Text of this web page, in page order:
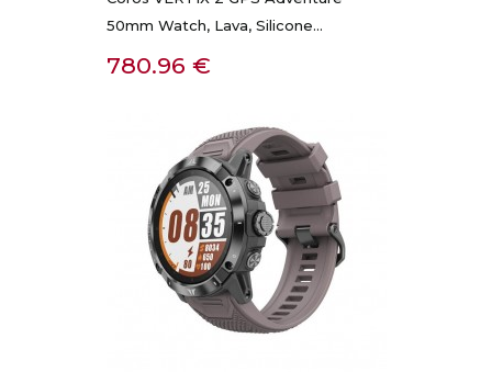
50mm Watch, Lava, Silicone...
Kaina
780.96 €